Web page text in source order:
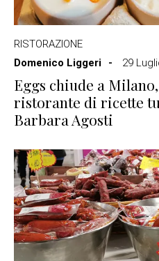
RISTORAZIONE
Domenico Liggeri
29
Eggs chiude a
ristorante di ricette
Barbara Agosti